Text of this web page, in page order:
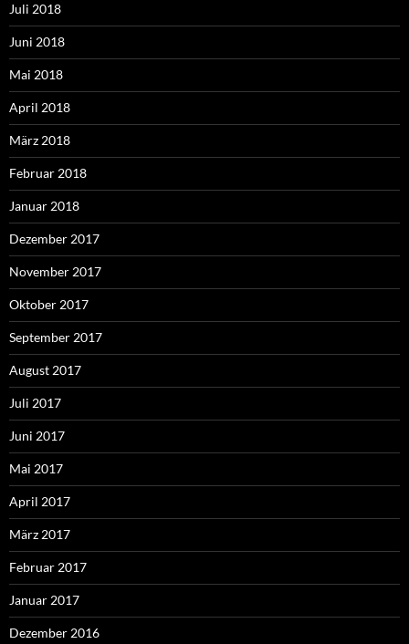
Juli 2018
Juni 2018
Mai 2018
April 2018
März 2018
Februar 2018
Januar 2018
Dezember 2017
November 2017
Oktober 2017
September 2017
August 2017
Juli 2017
Juni 2017
Mai 2017
April 2017
März 2017
Februar 2017
Januar 2017
Dezember 2016